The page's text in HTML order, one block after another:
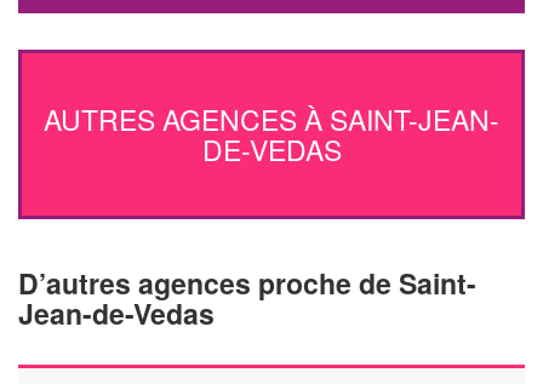
AUTRES AGENCES À SAINT-JEAN-
DE-VEDAS
D’autres agences proche de Saint-
Jean-de-Vedas